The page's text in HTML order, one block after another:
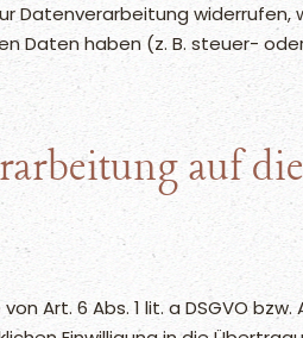
Datenverarbeitung widerrufen,
Daten haben (z. B. steuer-
auf
Art. 6 Abs. 1 lit. a DSGVO bzw.